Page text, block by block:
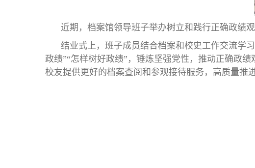
近期，档案馆领导班子举办树立和践行正确政绩
结业式上，班子成员结合档案和校史工作交流学
政绩”“怎样树好政绩”，锤炼坚强党性，推动正确政
校友提供更好的档案查阅和参观接待服务，高质量推